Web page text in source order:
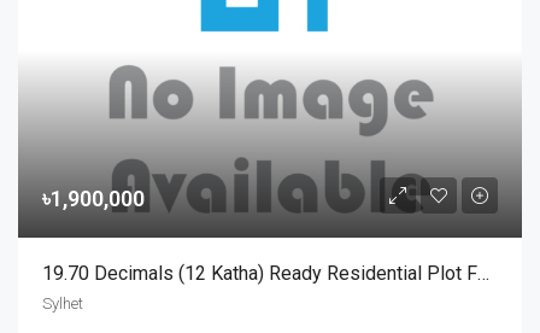
৳1,900,000
19.70 Decimals (12 Katha) Ready Residential Plot For Urgent Sale At Golapganj, Sylhet | সিলেটের গোলাপগঞ্জে বাড়ি তৈরির জন্য ১৯.৭০ শতাংশের ১০০% উঁচু ও রেডি আবাসিক প্লট জরুরি বিক্রয়
Sylhet